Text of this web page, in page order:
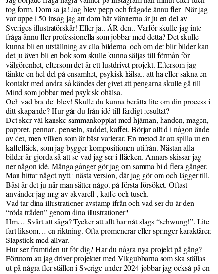
tog form. Dom sa ja! Jag blev pepp och frågade ännu fler! När jag
var uppe i 50 insåg jag att dom här vännerna är ju en del av
Sveriges illustratörskår! Eller ja.. ÄR den.. Varför skulle jag inte
fråga ännu fler professionella som jobbar med detta? Det skulle
kunna bli en utställning av alla bilderna, och om det blir bilder kan
det ju även bli en bok som skulle kunna säljas till förmån för
välgörenhet, eftersom det är ett lustdrivet projekt. Eftersom jag
tänkte en hel del på ensamhet, psykisk hälsa.. att ha eller sakna en
kontakt med andra så kändes det givet att pengarna skulle gå till
Mind som jobbar med psykisk ohälsa.
Och vad bra det blev! Skulle du kunna berätta lite om din process i
ditt skapande? Hur går du från idé till färdigt resultat?
Det sker väl kanske sammankopplat med hjärnan, handen, magen,
pappret, pennan, penseln, suddet, kaffet. Börjar alltid i någon ände
av det, men vilken som är bäst varierar. En metod är att spilla ut en
kaffefläck, som jag bygger kompositionen utifrån. Nästan alla
bilder är gjorda så att se vad jag ser i fläcken. Annars skissar jag
ner någon idé. Många gånger gör jag om samma bild flera gånger.
Man hittar något nytt i nästa version, där jag gör om och lägger till.
Bäst är det ju när man sätter något på första försöket. Oftast
använder jag mig av akvarell , kaffe och tusch.
Vad tar dina illustrationer avstamp ifrån och vad ser du är den
“röda tråden” genom dina illustrationer?
Hm… Svårt att säga? Tycker att allt har nåt slags “schwung!”. Lite
fart liksom… en riktning. Ofta promenerar eller springer karaktärer.
Slapstick med allvar.
Hur ser framtiden ut för dig? Har du några nya projekt på gång?
Förutom att jag driver projektet med Vikgubbarna som ska ställas
ut på några fler ställen i Sverige under 2024 jobbar jag också på en